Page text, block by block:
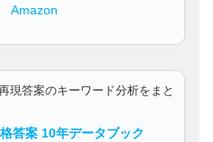
Amazon
現答案のキーワード分析をまと
答案 10年データブック